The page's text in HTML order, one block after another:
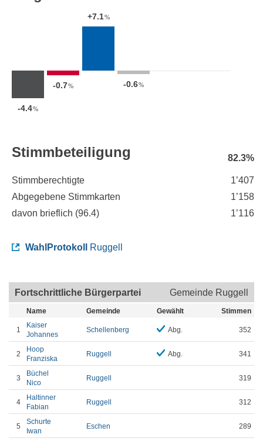
-4.4%
-0.7%
+7.1%
-0.6%
Stimmbeteiligung 82.3%
Stimmberechtigte
1’407
Abgegebene Stimmkarten
1’158
davon brieflich (96.4) 1’116
WahlProtokoll Ruggell
Fortschrittliche Bürgerpartei Gemeinde Ruggell
Name Gemeinde Gewählt Stimmen
1
Kaiser
Johannes
Schellenberg Abg. 352
2
Hoop
Franziska
Ruggell Abg. 341
3
Büchel
Nico
Ruggell 319
4
Haltinner
Fabian
Ruggell 312
5
Schurte
Iwan
Eschen 289